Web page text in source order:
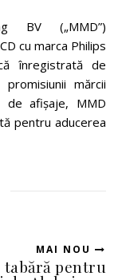
BV („MMD”)
cu marca Philips
înregistrată de
mărcii
de afișaje, MMD
pentru aducerea
MAI NOU
tabără pentru